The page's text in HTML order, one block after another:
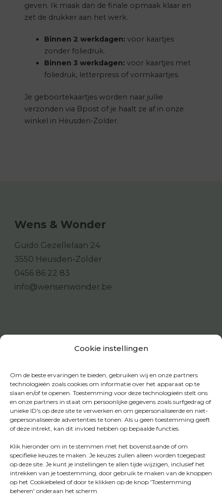
Cookie instellingen
Om de beste ervaringen te bieden, gebruiken wij en onze partners
technologieën zoals cookies om informatie over het apparaat op te
slaan en/of te openen. Toestemming voor deze technologieën stelt ons
en onze partners in staat om persoonlijke gegevens zoals surfgedrag of
unieke ID's op deze site te verwerken en om gepersonaliseerde en niet-
gepersonaliseerde advertenties te tonen. Als u geen toestemming geeft
of deze intrekt, kan dit invloed hebben op bepaalde functies.
Klik hieronder om in te stemmen met het bovenstaande of om
specifieke keuzes te maken. Je keuzes zullen alleen worden toegepast
op deze site. Je kunt je instellingen te allen tijde wijzigen, inclusief het
intrekken van je toestemming, door gebruik te maken van de knoppen
op het Cookiebeleid of door te klikken op de knop 'Toestemming
beheren' onderaan het scherm.
geven. Ik maak dan de finale opmaak klaar en
zet de drukker aan het werk.
Binnen 2 werkdagen: voor kaartjes
zonder foliedruk.
Binnen 3 werkdagen: voor kaartjes met
foliedruk, letterpress of vormkaartjes.
Je geboortekaartjes worden naar jullie
verzonden via Bpost of je haalt ze af in onze
winkel in Heusden-Zolder.
Wens & Wonder
Guido Gezellelaan 24
3550 Heusden-Zolder
0456 86 22 83
info@wensenwonder.be